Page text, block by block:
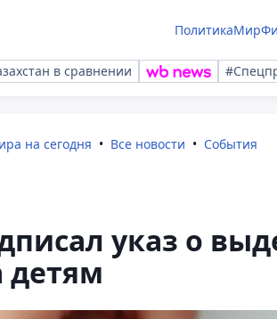
ПолитикаМир
в сравнении
на сегодня Все новости События
указ о
детям